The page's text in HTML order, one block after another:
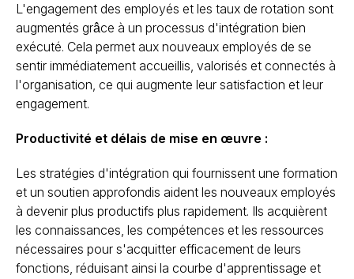
L'engagement des employés et les taux de rotation sont
augmentés grâce à un processus d'intégration bien
exécuté. Cela permet aux nouveaux employés de se
sentir immédiatement accueillis, valorisés et connectés à
l'organisation, ce qui augmente leur satisfaction et leur
engagement.
Productivité et délais de mise en œuvre :
Les stratégies d'intégration qui fournissent une formation
et un soutien approfondis aident les nouveaux employés
à devenir plus productifs plus rapidement. Ils acquièrent
les connaissances, les compétences et les ressources
nécessaires pour s'acquitter efficacement de leurs
fonctions, réduisant ainsi la courbe d'apprentissage et